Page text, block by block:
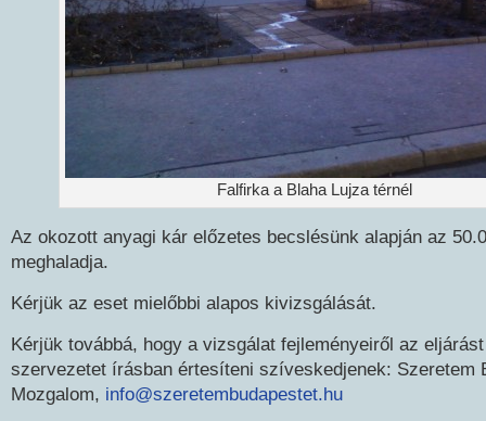
Falfirka a Blaha Lujza térnél
Az okozott anyagi kár előzetes becslésünk alapján az
meghaladja.
Kérjük az eset mielőbbi alapos kivizsgálását.
Kérjük továbbá, hogy a vizsgálat fejleményeiről az
szervezetet írásban értesíteni szíveskedjenek: Szeretem
Mozgalom, info@szeretembudapestet.hu